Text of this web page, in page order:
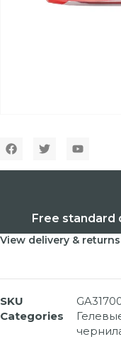
Free standard
View delivery &
SKU
Categories